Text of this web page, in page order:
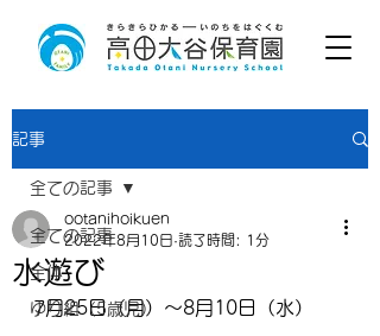
記事
全ての記事
全体
ゆり組（5歳児）
全ての記事
水遊び
ootanihoikuen
2022年8月10日 読了時間: 1分
7月25日（月）～8月10日（水）